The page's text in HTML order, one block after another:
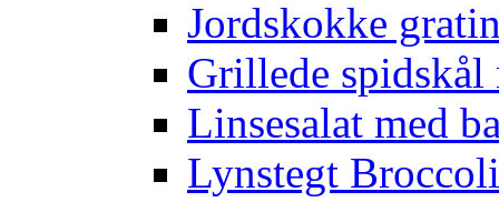
Jordskokke
Grillede spidskål
Linsesalat med
Lynstegt Broccoli